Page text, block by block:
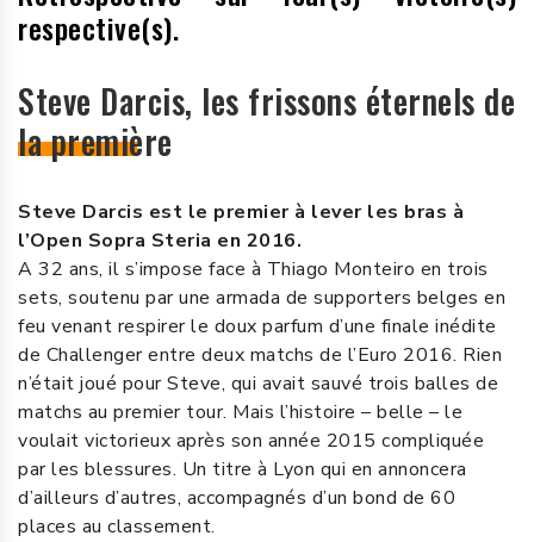
respective(s).
Steve Darcis, les frissons éternels de
la première
Steve Darcis est le premier à lever les bras à
l’Open Sopra Steria en 2016.
A 32 ans, il s’impose face à Thiago Monteiro en trois
sets, soutenu par une armada de supporters belges en
feu venant respirer le doux parfum d’une finale inédite
de Challenger entre deux matchs de l’Euro 2016. Rien
n’était joué pour Steve, qui avait sauvé trois balles de
matchs au premier tour. Mais l’histoire – belle – le
voulait victorieux après son année 2015 compliquée
par les blessures. Un titre à Lyon qui en annoncera
d’ailleurs d’autres, accompagnés d’un bond de 60
places au classement.